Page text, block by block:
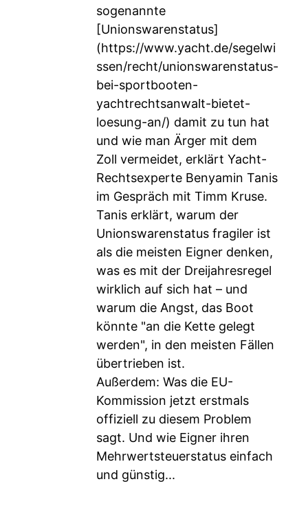
sogenannte
[Unionswarenstatus]
(https://www.yacht.de/segelwi
ssen/recht/unionswarenstatus-
bei-sportbooten-
yachtrechtsanwalt-bietet-
loesung-an/) damit zu tun hat
und wie man Ärger mit dem
Zoll vermeidet, erklärt Yacht-
Rechtsexperte Benyamin Tanis
im Gespräch mit Timm Kruse.
Tanis erklärt, warum der
Unionswarenstatus fragiler ist
als die meisten Eigner denken,
was es mit der Dreijahresregel
wirklich auf sich hat – und
warum die Angst, das Boot
könnte "an die Kette gelegt
werden", in den meisten Fällen
übertrieben ist.
Außerdem: Was die EU-
Kommission jetzt erstmals
offiziell zu diesem Problem
sagt. Und wie Eigner ihren
Mehrwertsteuerstatus einfach
und günstig...